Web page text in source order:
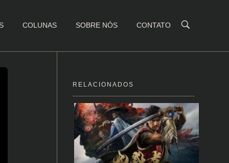
COLUNAS SOBRE NÓS CONTATO
RELACIONADOS